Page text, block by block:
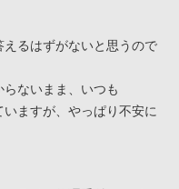
るはずがないと思うので
ないまま、いつも
いますが、やっぱり不安に